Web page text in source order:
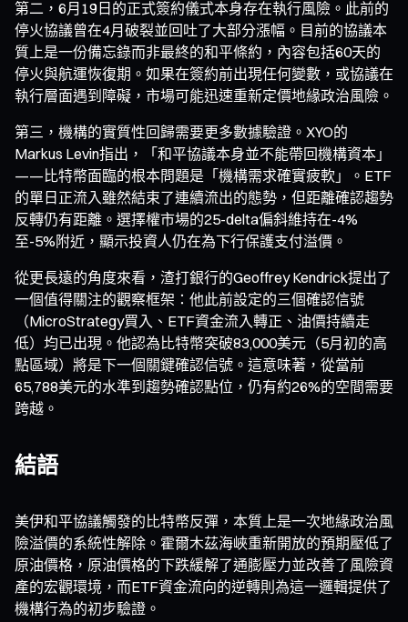
第二，6月19日的正式簽約儀式本身存在執行風險。此前的
停火協議曾在4月破裂並回吐了大部分漲幅。目前的協議本
質上是一份備忘錄而非最終的和平條約，內容包括60天的
停火與航運恢復期。如果在簽約前出現任何變數，或協議在
執行層面遇到障礙，市場可能迅速重新定價地緣政治風險。
第三，機構的實質性回歸需要更多數據驗證。XYO的
Markus Levin指出，「和平協議本身並不能帶回機構資本」
——比特幣面臨的根本問題是「機構需求確實疲軟」。ETF
的單日正流入雖然結束了連續流出的態勢，但距離確認趨勢
反轉仍有距離。選擇權市場的25-delta偏斜維持在-4%
至-5%附近，顯示投資人仍在為下行保護支付溢價。
從更長遠的角度來看，渣打銀行的Geoffrey Kendrick提出了
一個值得關注的觀察框架：他此前設定的三個確認信號
（MicroStrategy買入、ETF資金流入轉正、油價持續走
低）均已出現。他認為比特幣突破83,000美元（5月初的高
點區域）將是下一個關鍵確認信號。這意味著，從當前
65,788美元的水準到趨勢確認點位，仍有約26%的空間需要
跨越。
結語
美伊和平協議觸發的比特幣反彈，本質上是一次地緣政治風
險溢價的系統性解除。霍爾木茲海峽重新開放的預期壓低了
原油價格，原油價格的下跌緩解了通膨壓力並改善了風險資
產的宏觀環境，而ETF資金流向的逆轉則為這一邏輯提供了
機構行為的初步驗證。